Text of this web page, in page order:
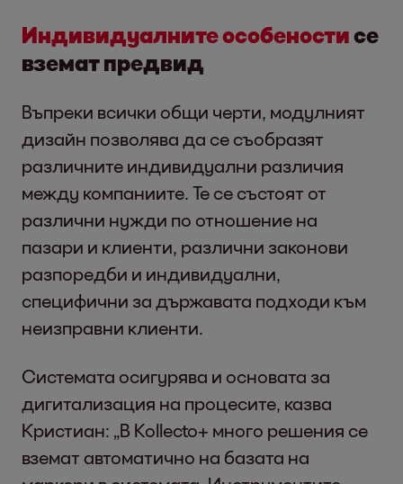
Индивидуалните особеностисе
вземат предвид
Въпреки всички общи черти, модулният
дизайн позволява да се съобразят
различните индивидуални различия
между компаниите. Те се състоят от
различни нужди по отношение на
пазари и клиенти, различни законови
разпоредби и индивидуални,
специфични за държавата подходи към
неизправни клиенти.
Системата осигурява и основата за
дигитализация на процесите, казва
Кристиан: „В Kollecto+ много решения се
вземат автоматично на базата на